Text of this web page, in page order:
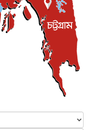
৫ আগস্ট, ২০২৬
ঘনিষ্ঠ সম্পর্ক ছিল : নাসির
৫ আগস্ট, ২০২৬
হতে পারে আজ : মার্কিন অর্থমন...
৫ আগস্ট, ২০২৬
পারমাণবিক বোমা দিয়ে করা
৫ আগস্ট, ২০২৬